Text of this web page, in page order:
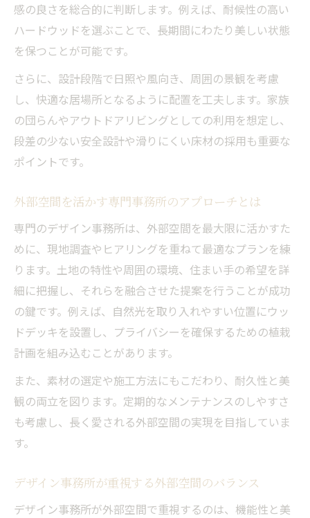
感の良さを総合的に判断します。例えば、耐候性の高い
ハードウッドを選ぶことで、長期間にわたり美しい状態
を保つことが可能です。
さらに、設計段階で日照や風向き、周囲の景観を考慮
し、快適な居場所となるように配置を工夫します。家族
の団らんやアウトドアリビングとしての利用を想定し、
段差の少ない安全設計や滑りにくい床材の採用も重要な
ポイントです。
外部空間を活かす専門事務所のアプローチとは
専門のデザイン事務所は、外部空間を最大限に活かすた
めに、現地調査やヒアリングを重ねて最適なプランを練
ります。土地の特性や周囲の環境、住まい手の希望を詳
細に把握し、それらを融合させた提案を行うことが成功
の鍵です。例えば、自然光を取り入れやすい位置にウッ
ドデッキを設置し、プライバシーを確保するための植栽
計画を組み込むことがあります。
また、素材の選定や施工方法にもこだわり、耐久性と美
観の両立を図ります。定期的なメンテナンスのしやすさ
も考慮し、長く愛される外部空間の実現を目指していま
す。
デザイン事務所が重視する外部空間のバランス
デザイン事務所が外部空間で重視するのは、機能性と美